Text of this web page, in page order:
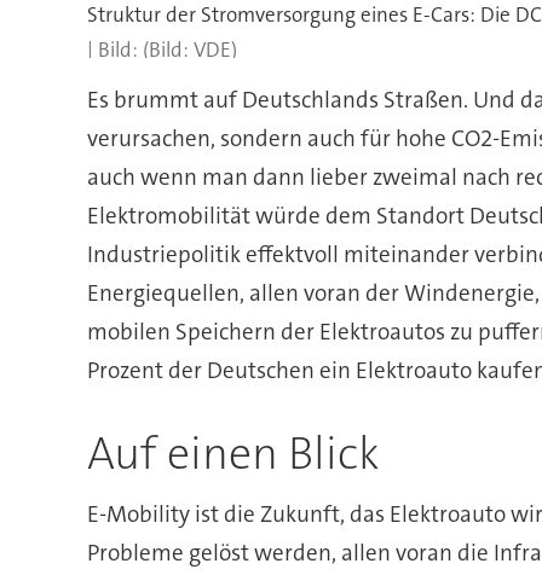
(Bild: VDE)
Es brummt auf Deutschlands Straßen. Und
verursachen, sondern auch für hohe CO2-
auch wenn man dann lieber zweimal nach
Elektromobilität würde dem Standort
Industriepolitik effektvoll miteinander
Energiequellen, allen voran der
mobilen Speichern der Elektroautos zu
Prozent der Deutschen ein Elektroauto
Auf einen Blick
E-Mobility ist die Zukunft, das Elektroauto
Probleme gelöst werden, allen voran die